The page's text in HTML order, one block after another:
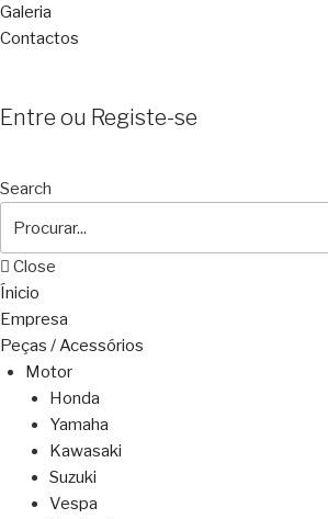
Galeria
Contactos
Entre ou Registe-se
Search
Close
Ínicio
Empresa
Peças / Acessórios
Motor
Honda
Yamaha
Kawasaki
Suzuki
Vespa